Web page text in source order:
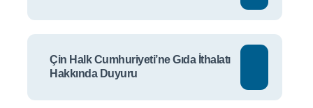
Çin Halk Cumhuriyeti’ne Gıda İthalatı
Hakkında Duyuru